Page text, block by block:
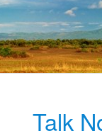
Talk